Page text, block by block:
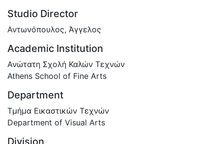
Studio Director
Αντωνόπουλος, Άγγελος
Academic Institution
Ανώτατη Σχολή Καλών Τεχνών
Athens School of Fine Arts
Department
Τμήμα Εικαστικών Τεχνών
Department of Visual Arts
Division